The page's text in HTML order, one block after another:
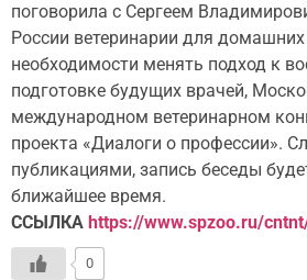
поговорила с Сергеем
России ветеринарии для
необходимости менять подход к
подготовке будущих врачей,
международном ветеринарном
проекта «Диалоги о профессии».
публикациями, запись беседы
ближайшее время.
ССЫЛКА https://www.spzoo.ru/
0